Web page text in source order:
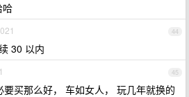
哈
44
30 以内
45
要买那么好， 车如女人， 玩几年就换的